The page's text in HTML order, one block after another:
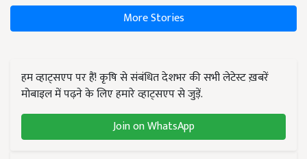
More Stories
हम व्हाट्सएप पर हैं! कृषि से संबंधित देशभर की सभी लेटेस्ट ख़बरें
मोबाइल में पढ़ने के लिए हमारे व्हाट्सएप से जुड़ें.
Join on WhatsApp